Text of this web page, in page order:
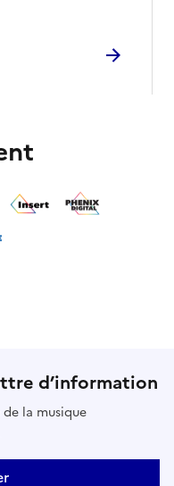
d’information
la musique